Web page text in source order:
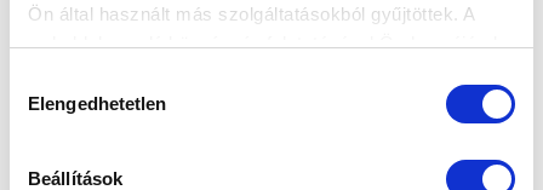
Ön által használt más szolgáltatásokból gyűjtöttek. A
weboldalon való böngészés folytatásával Ön hozzájárul a
kiválasztása
Elengedhetetlen
Beállítások